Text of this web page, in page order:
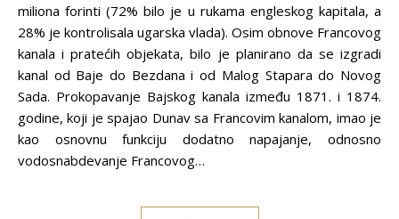
miliona forinti (72% bilo je u rukama engleskog kapitala, a
28% je kontrolisala ugarska vlada). Osim obnove Francovog
kanala i pratećih objekata, bilo je planirano da se izgradi
kanal od Baje do Bezdana i od Malog Stapara do Novog
Sada. Prokopavanje Bajskog kanala između 1871. i 1874.
godine, koji je spajao Dunav sa Francovim kanalom, imao je
kao osnovnu funkciju dodatno napajanje, odnosno
vodosnabdevanje Francovog…